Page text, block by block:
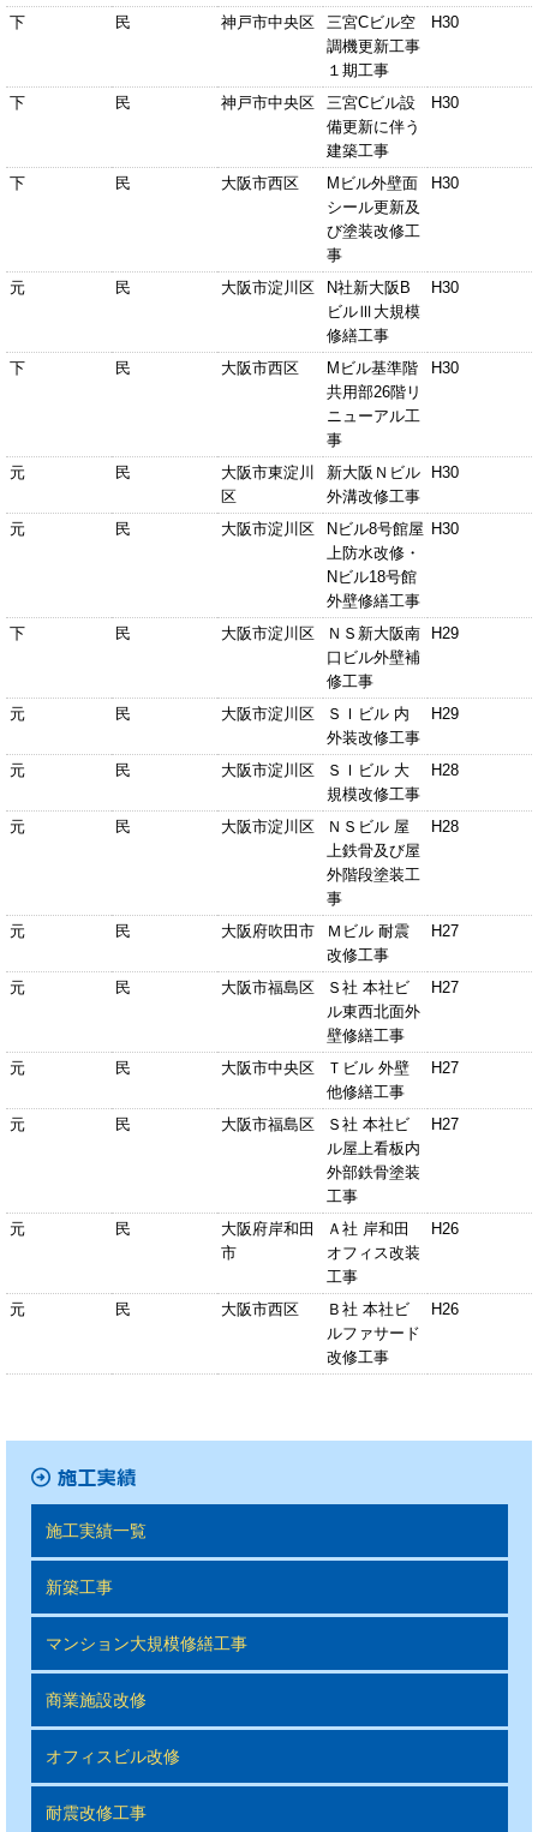
下 民 神戸市中央区
三宮Cビル空
調機更新工事
１期工事
H30
下 民 神戸市中央区
三宮Cビル設
備更新に伴う
建築工事
H30
下 民 大阪市西区
Mビル外壁面
シール更新及
び塗装改修工
事
H30
元 民 大阪市淀川区
N社新大阪B
ビルⅢ大規模
修繕工事
H30
下 民 大阪市西区
Mビル基準階
共用部26階リ
ニューアル工
事
H30
元 民
大阪市東淀川
区
新大阪Ｎビル
外溝改修工事
H30
元 民 大阪市淀川区
Nビル8号館屋
上防水改修・
Nビル18号館
外壁修繕工事
H30
下 民 大阪市淀川区
ＮＳ新大阪南
口ビル外壁補
修工事
H29
元 民 大阪市淀川区
ＳＩビル 内
外装改修工事
H29
元 民 大阪市淀川区
ＳＩビル 大
規模改修工事
H28
元 民 大阪市淀川区
ＮＳビル 屋
上鉄骨及び屋
外階段塗装工
事
H28
元 民 大阪府吹田市
Ｍビル 耐震
改修工事
H27
元 民 大阪市福島区
Ｓ社 本社ビ
ル東西北面外
壁修繕工事
H27
元 民 大阪市中央区
Ｔビル 外壁
他修繕工事
H27
元 民 大阪市福島区
Ｓ社 本社ビ
ル屋上看板内
外部鉄骨塗装
工事
H27
元 民
大阪府岸和田
市
Ａ社 岸和田
オフィス改装
工事
H26
元 民 大阪市西区
Ｂ社 本社ビ
ルファサード
改修工事
H26
施工実績一覧
新築工事
マンション大規模修繕工事
商業施設改修
オフィスビル改修
耐震改修工事